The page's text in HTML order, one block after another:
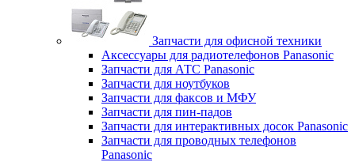
Запчасти для офисной техники
Аксессуары для радиотелефонов Panasonic
Запчасти для АТС Panasonic
Запчасти для ноутбуков
Запчасти для факсов и МФУ
Запчасти для пин-падов
Запчасти для интерактивных досок Panasonic
Запчасти для проводных телефонов
Panasonic